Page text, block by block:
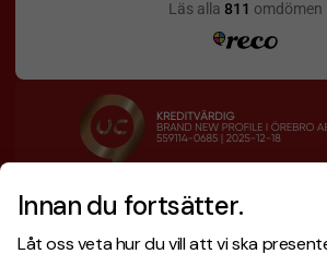
Innan du fortsätter.
Låt oss veta hur du vill att vi ska
Designskiss inom 1 h
Fri offert